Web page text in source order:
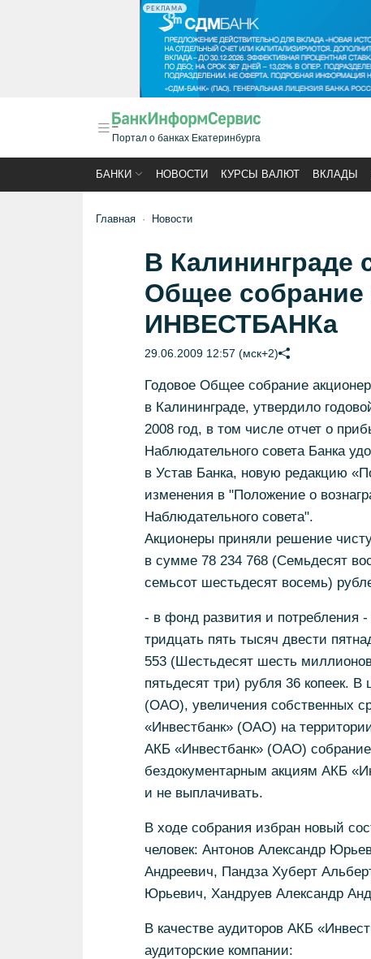
РЕКЛАМА
Портал о банках Екатеринбурга
БАНКИ НОВОСТИ КУРСЫ ВАЛЮТ ВКЛАДЫ
Главная Новости
В Калининграде
Общее собрание
ИНВЕСТБАНКа
29.06.2009 12:57 (мск+2)
Годовое Общее собрание
в Калининграде, утвердило
2008 год, в том числе отчет о
Наблюдательного совета Банка
в Устав Банка, новую редакцию
изменения в "Положение о
Наблюдательного совета".
Акционеры приняли решение
в сумме 78 234 768 (Семьдесят
семьсот шестьдесят восемь)
- в фонд развития и потребления
тридцать пять тысяч двести
553 (Шестьдесят шесть
пятьдесят три) рубля 36 копеек.
(ОАО), увеличения собственных
«Инвестбанк» (ОАО) на
АКБ «Инвестбанк» (ОАО)
бездокументарным акциям АКБ
и не выплачивать.
В ходе собрания избран новый
человек: Антонов Александр
Андреевич, Пандза Хуберт
Юрьевич, Хандруев Александр
В качестве аудиторов АКБ
аудиторские компании: